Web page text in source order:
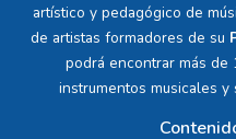
artístico y pedagógico de
de artistas formadores de su
podrá encontrar más de
instrumentos musicales